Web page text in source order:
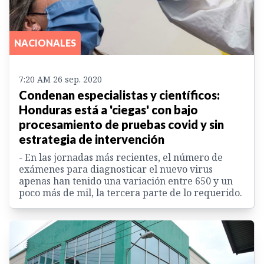
NACIONALES
7:20 AM 26 sep. 2020
Condenan especialistas y científicos:
Honduras está a 'ciegas' con bajo
procesamiento de pruebas covid y sin
estrategia de intervención
- En las jornadas más recientes, el número de
exámenes para diagnosticar el nuevo virus
apenas han tenido una variación entre 650 y un
poco más de mil, la tercera parte de lo requerido.